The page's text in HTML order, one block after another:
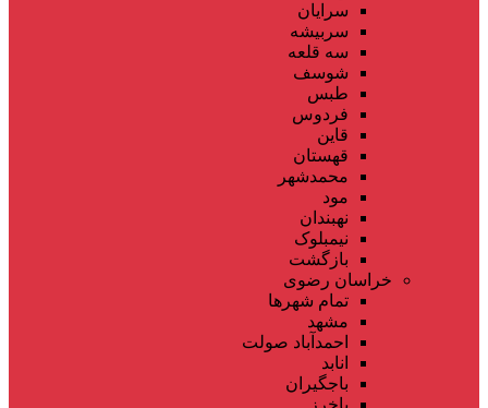
سرایان
سربیشه
سه قلعه
شوسف
طبس
فردوس
قاین
قهستان
محمدشهر
مود
نهبندان
نیمبلوک
بازگشت
خراسان رضوی
تمام شهر‌ها
مشهد
احمدآباد صولت
انابد
باجگیران
باخرز